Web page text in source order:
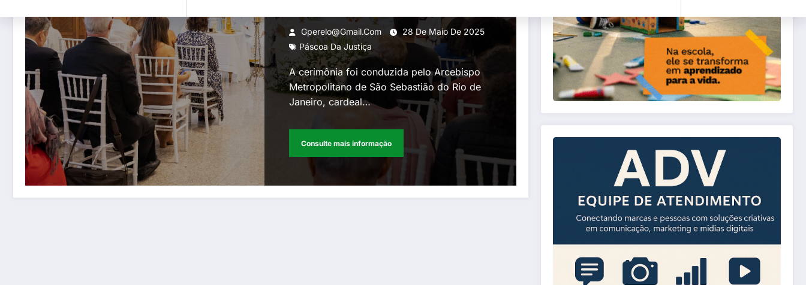
sentimento do amor, da
ternura e a compaixão entre
os homens
Gperelo@gmail.com
28 De Maio De 2025
Páscoa Da Justiça
A cerimônia foi conduzida pelo Arcebispo
Metropolitano de São Sebastião do Rio de
Janeiro, cardeal…
Consulte mais informação